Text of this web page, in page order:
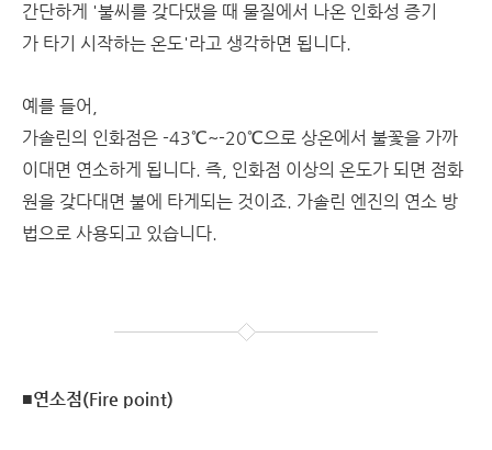
간단하게 '불씨를 갖다댔을 때 물질에서 나온 인화성 증기
가 타기 시작하는 온도'라고 생각하면 됩니다.
예를 들어,
가솔린의 인화점은 -43℃~-20℃으로 상온에서 불꽃을 가까
이대면 연소하게 됩니다. 즉, 인화점 이상의 온도가 되면 점화
원을 갖다대면 불에 타게되는 것이죠. 가솔린 엔진의 연소 방
법으로 사용되고 있습니다.
■연소점(Fire point)